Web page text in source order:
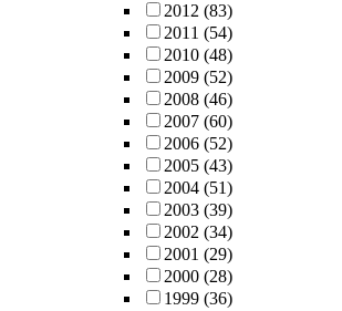
2012 (83)
2011 (54)
2010 (48)
2009 (52)
2008 (46)
2007 (60)
2006 (52)
2005 (43)
2004 (51)
2003 (39)
2002 (34)
2001 (29)
2000 (28)
1999 (36)